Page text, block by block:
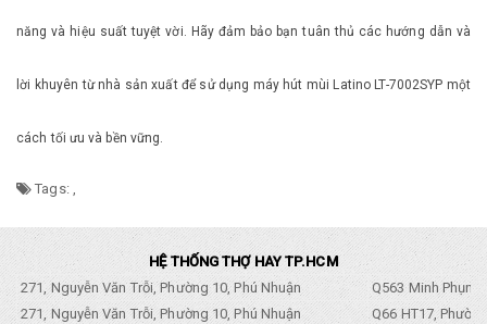
năng và hiệu suất tuyệt vời. Hãy đảm bảo bạn tuân thủ các hướng dẫn và
lời khuyên từ nhà sản xuất để sử dụng máy hút mùi Latino LT-7002SYP một
cách tối ưu và bền vững.
Tags:
HỆ THỐNG THỢ HAY TP.HCM
271, Nguyễn Văn Trỗi, Phường 10, Phú Nhuận
Q563 Minh
271, Nguyễn Văn Trỗi, Phường 10, Phú Nhuận
Q66 HT17,